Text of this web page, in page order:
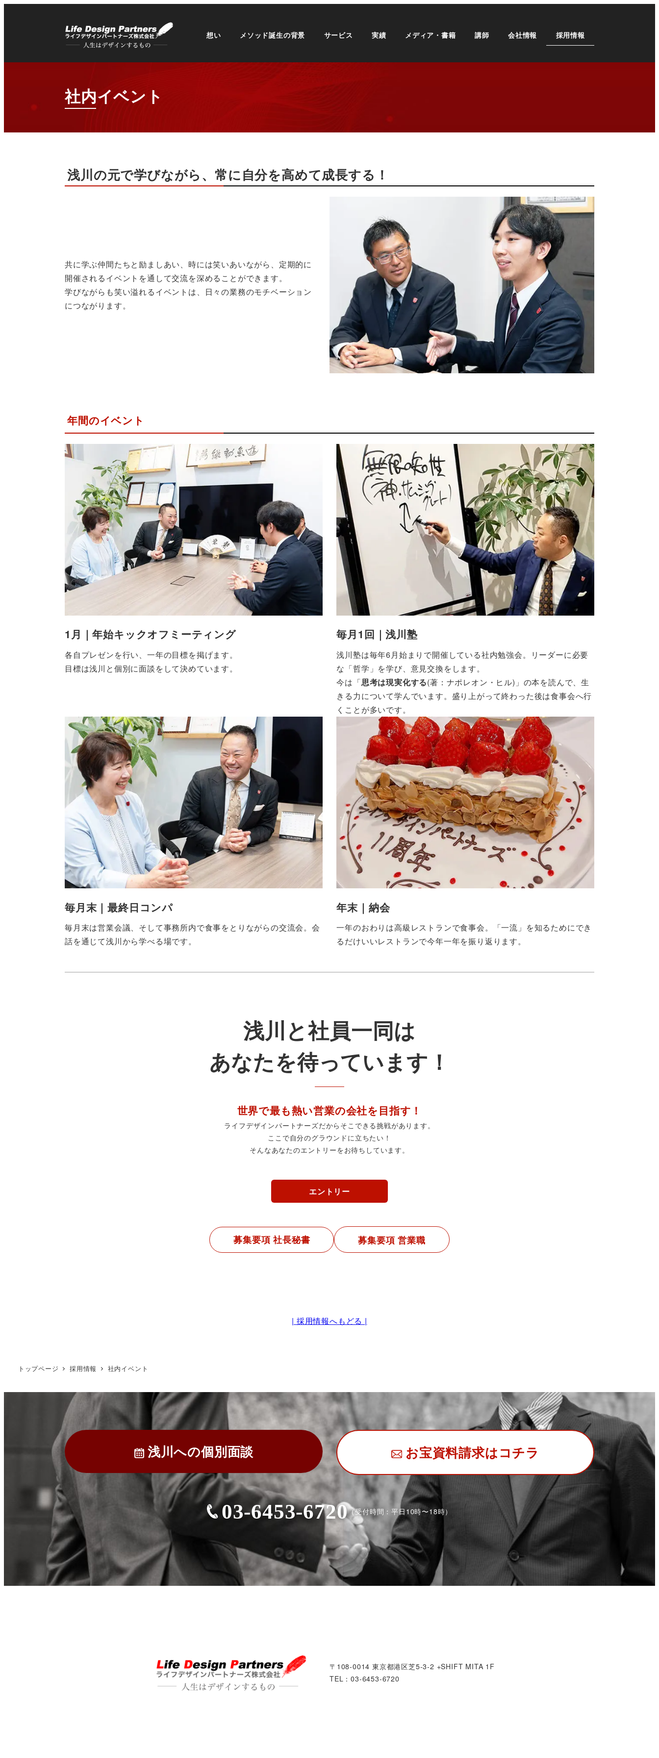
想い メソッド誕生の背景 サービス 実績 メディア・書籍 講師 会社情報 採用情報
社内イベント
浅川の元で学びながら、常に自分を高めて成長する！
共に学ぶ仲間たちと励ましあい、時には笑いあいながら、定期的に
開催されるイベントを通して交流を深めることができます。
学びながらも笑い溢れるイベントは、日々の業務のモチベーション
につながります。
年間のイベント
1月｜年始キックオフミーティング
各自プレゼンを行い、一年の目標を掲げます。
目標は浅川と個別に面談をして決めています。
毎月1回｜浅川塾
浅川塾は毎年6月始まりで開催している社内勉強会。リーダーに必要
な「哲学」を学び、意見交換をします。
今は「思考は現実化する(著：ナポレオン・ヒル)」の本を読んで、生
きる力について学んでいます。盛り上がって終わった後は食事会へ行
くことが多いです。
毎月末｜最終日コンパ
毎月末は営業会議、そして事務所内で食事をとりながらの交流会。会
話を通じて浅川から学べる場です。
年末｜納会
一年のおわりは高級レストランで食事会。「一流」を知るためにでき
るだけいいレストランで今年一年を振り返ります。
浅川と社員一同は
あなたを待っています！
世界で最も熱い営業の会社を目指す！
ライフデザインパートナーズだからそこできる挑戦があります。
ここで自分のグラウンドに立ちたい！
そんなあなたのエントリーをお待ちしています。
エントリー
募集要項 社長秘書 募集要項営業職
| 採用情報へもどる |
トップページ 採用情報 社内イベント
浅川への個別面談 お宝資料請求はコチラ
03-6453-6720（受付時間：平日10時〜18時）
〒108-0014 東京都港区芝5-3-2 +SHIFT MITA 1F
TEL：03-6453-6720